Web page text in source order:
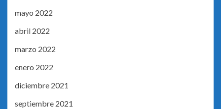
mayo 2022
abril 2022
marzo 2022
enero 2022
diciembre 2021
septiembre 2021